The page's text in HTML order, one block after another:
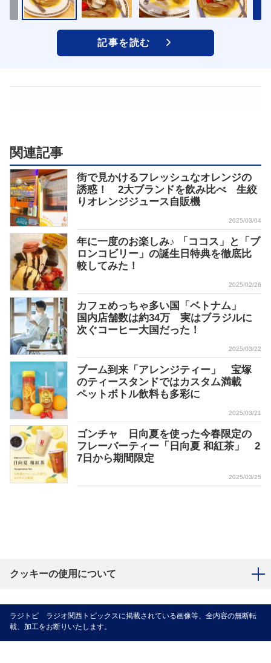
記事を読む
関連記事
街で見かけるフレッシュなオレンジの
誘惑！ 2大ブランドを飲み比べ 生絞
りオレンジジュース自販機
2025/03/04
年に一度のお楽しみ♪ 「ココス」と「ブ
ロンコビリー」の誕生日特典を徹底比
較してみた！
2025/02/26
カフェめっちゃ多い国「ベトナム」
国内店舗数は約34万 実はブラジルに
次ぐコーヒー大国だった！
2025/03/22
ブーム到来「アレンジティー」 宝塚
のティースタンドではカスタム満載
ペットボトル飲料も多彩に
2025/03/21
ゴンチャ 日向夏を使った今春限定の
フレーバーティー「日向夏 和紅茶」 2
7日から期間限定
2025/03/25
クッキーの使用について
ラジトピ ラジオ関西トピックスに掲載されている画像等、全内容の無断転
載、加工をお断りいたします。